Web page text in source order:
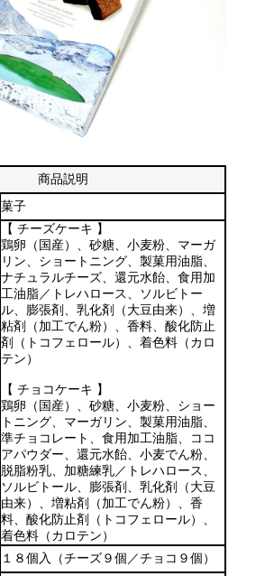
商品説明
菓子
【 チーズケーキ 】
鶏卵（国産）、砂糖、小麦粉、マーガ
リン、ショートニング、製菓用油脂、
ナチュラルチーズ、還元水飴、食用加
工油脂／トレハロース、ソルビトー
ル、膨張剤、乳化剤（大豆由来）、増
粘剤（加工でん粉）、香料、酸化防止
剤（トコフェロール）、着色料（カロ
テン）
【 チョコケーキ 】
鶏卵（国産）、砂糖、小麦粉、ショー
トニング、マーガリン、製菓用油脂、
準チョコレート、食用加工油脂、ココ
アパウダー、還元水飴、小麦でん粉、
脱脂粉乳、加糖練乳／トレハロース、
ソルビトール、膨張剤、乳化剤（大豆
由来）、増粘剤（加工でん粉）、香
料、酸化防止剤（トコフェロール）、
着色料（カロテン）
１８個入（チーズ９個／チョコ９個）